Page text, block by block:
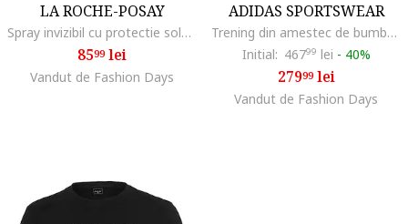
LA ROCHE-POSAY
Spray invizibil cu protectie solara pentru corp ANTHELIOS SPF ., 50 SPF
8599lei
Vandut de Fashion Days
ADIDAS SPORTSWEAR
Trening din amestec de bumbac Energize, Negru
Initial: 46799 lei - 40%
27999lei
Vandut de Fashion Days